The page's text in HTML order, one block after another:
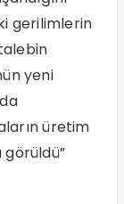
gerilimlerin
yeni
üretim